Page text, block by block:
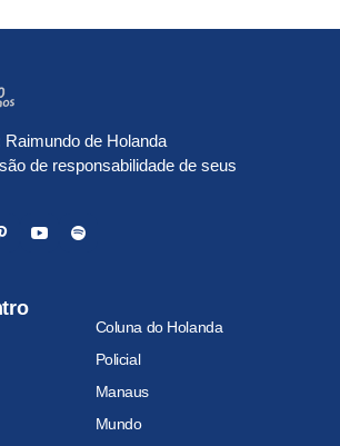
de Holanda
de responsabilidade de seus
Coluna do Holanda
Policial
Manaus
Mundo